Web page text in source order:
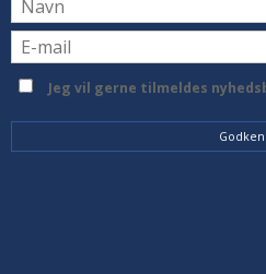
Jeg vil gerne tilmeldes